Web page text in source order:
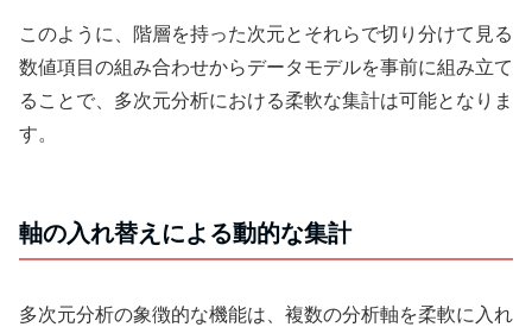
このように、階層を持った次元とそれらで切り分けて見る
数値項目の組み合わせからデータモデルを事前に組み立て
ることで、多次元分析における柔軟な集計は可能となりま
す。
軸の入れ替えによる動的な集計
多次元分析の象徴的な機能は、複数の分析軸を柔軟に入れ